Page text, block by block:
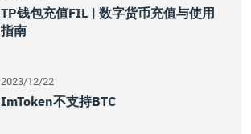
TP钱包充值FIL | 数字货币充值与使用
指南
2023/12/22
ImToken不支持BTC